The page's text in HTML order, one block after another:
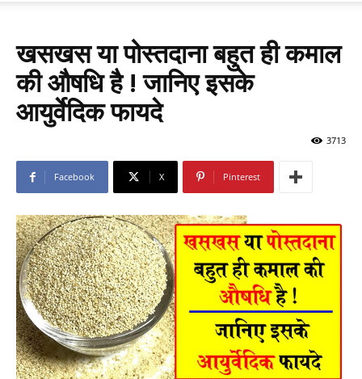
खसखस या पोस्तदाना बहुत ही कमाल
की औषधि है ! जानिए इसके
आयुर्वेदिक फायदे
3713
Facebook X Pinterest